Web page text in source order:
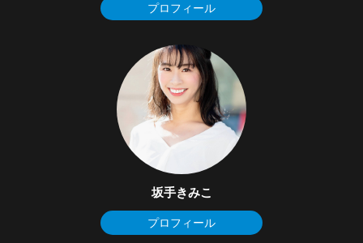
プロフィール
坂手きみこ
プロフィール